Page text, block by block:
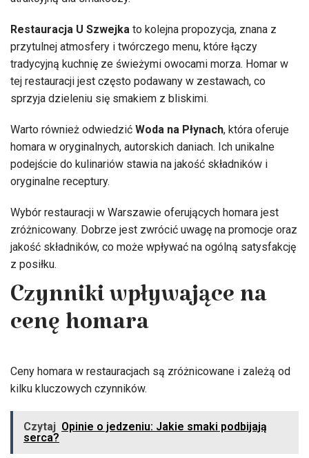
Restauracja U Szwejka to kolejna propozycja, znana z
przytulnej atmosfery i twórczego menu, które łączy
tradycyjną kuchnię ze świeżymi owocami morza. Homar w
tej restauracji jest często podawany w zestawach, co
sprzyja dzieleniu się smakiem z bliskimi.
Warto również odwiedzić Woda na Płynach, która oferuje
homara w oryginalnych, autorskich daniach. Ich unikalne
podejście do kulinariów stawia na jakość składników i
oryginalne receptury.
Wybór restauracji w Warszawie oferujących homara jest
zróżnicowany. Dobrze jest zwrócić uwagę na promocje oraz
jakość składników, co może wpływać na ogólną satysfakcję
z posiłku.
Czynniki wpływające na
cenę homara
Ceny homara w restauracjach są zróżnicowane i zależą od
kilku kluczowych czynników.
Czytaj Opinie o jedzeniu: Jakie smaki podbijają
serca?